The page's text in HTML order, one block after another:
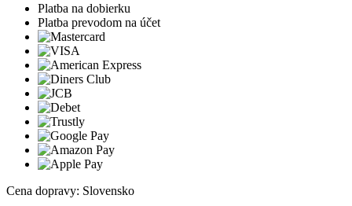
Platba na dobierku
Platba prevodom na účet
Cena dopravy: Slovensko